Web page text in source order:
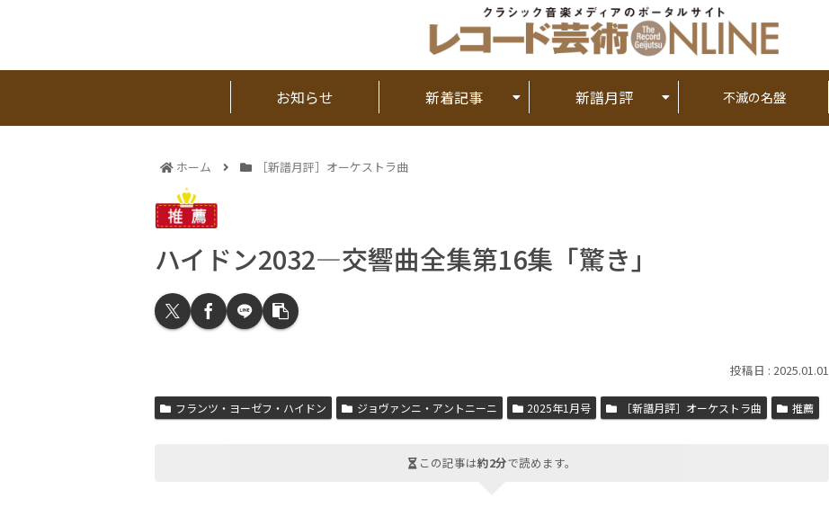
お知らせ 新着記事 新譜月評 不滅の名盤
ホーム ［新譜月評］オーケストラ曲
ハイドン2032―交響曲全集第16集「驚き」
2025.01.01
フランツ・ヨーゼフ・ハイドン ジョヴァンニ・アントニーニ 2025年1月号 ［新譜月評］オーケストラ曲 推薦
この記事は約2分で読めます。